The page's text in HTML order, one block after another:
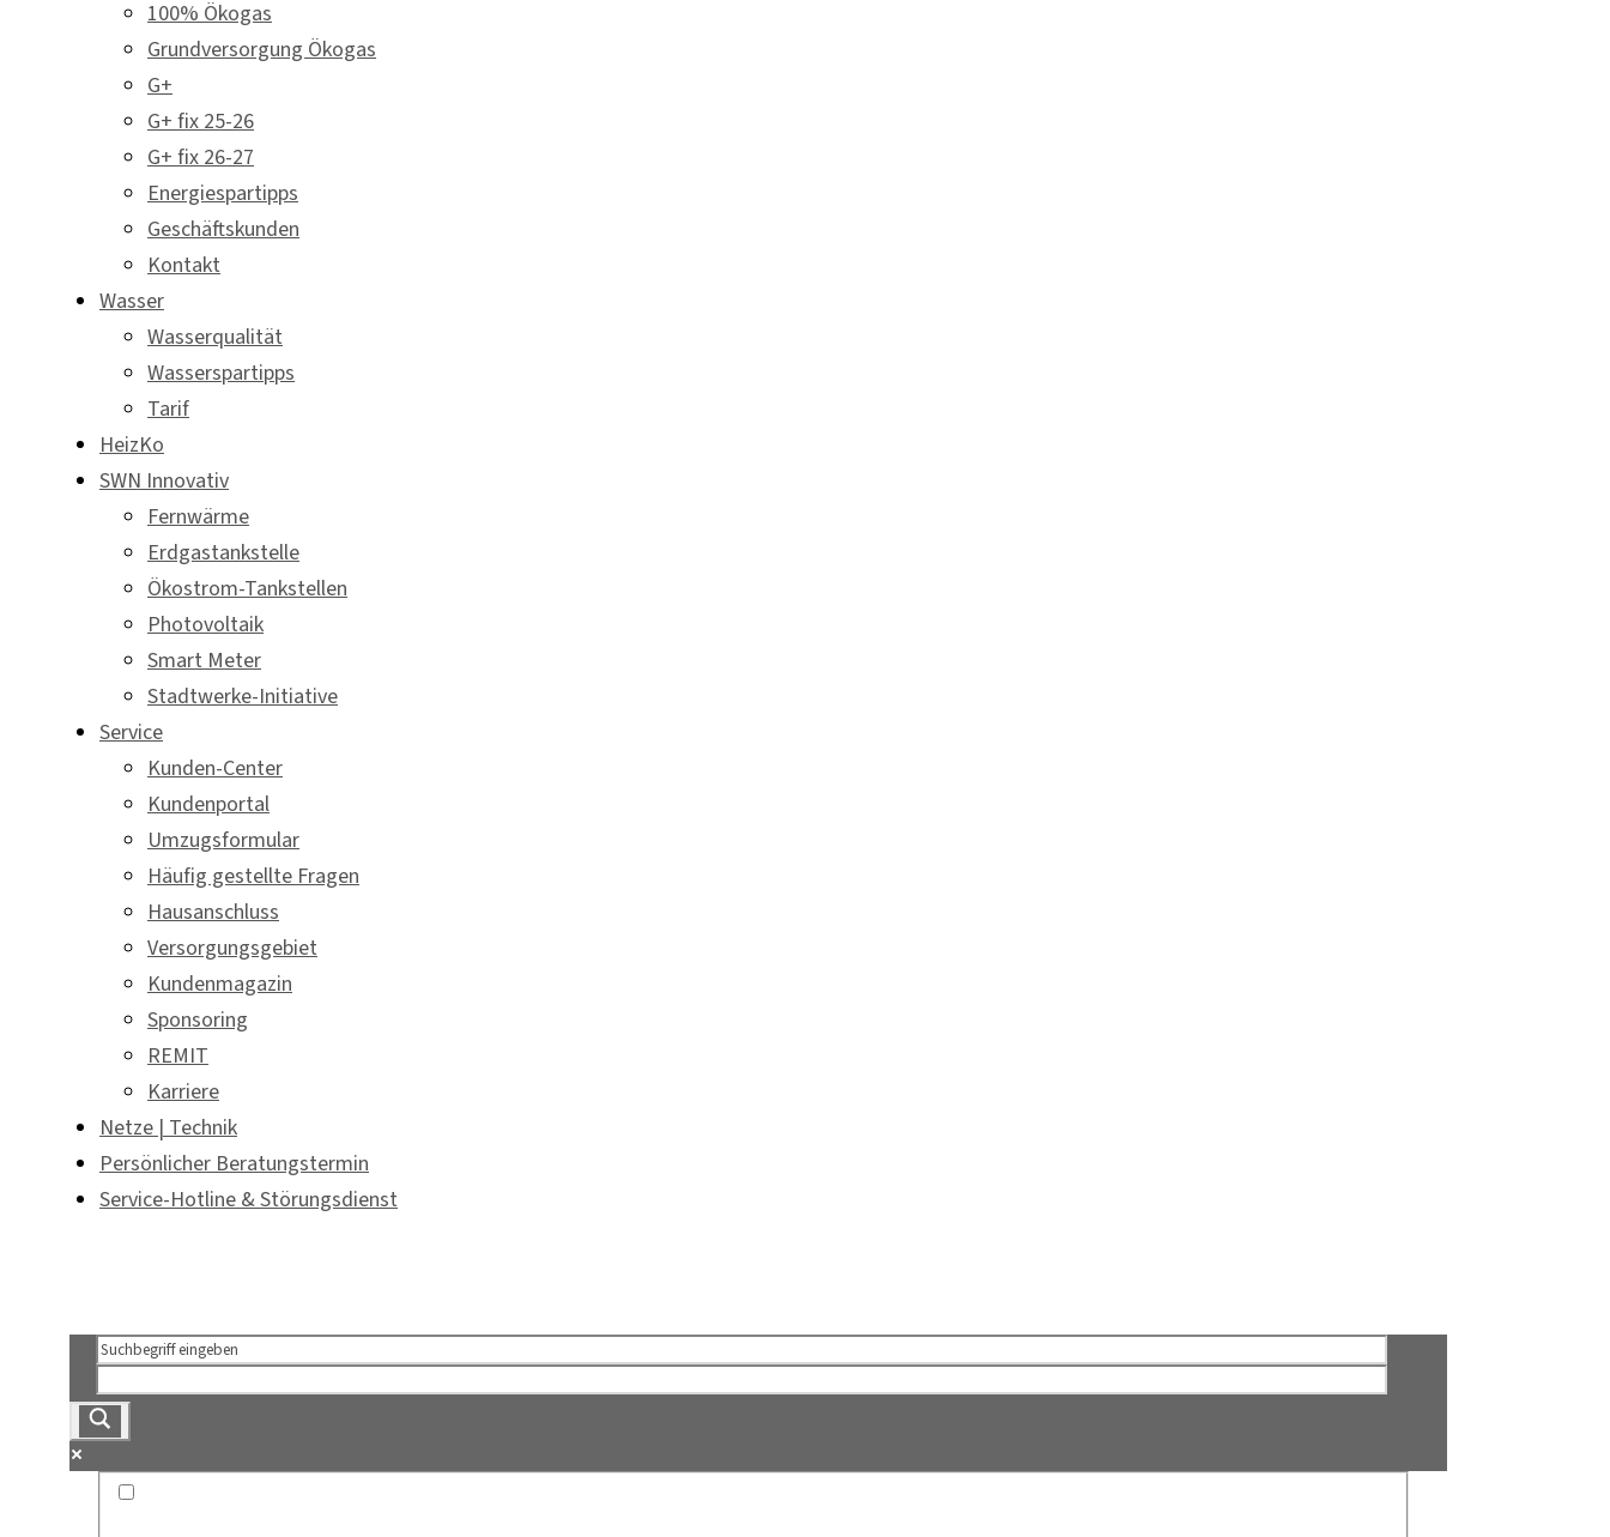
100% Ökogas
Grundversorgung Ökogas
G+
G+ fix 25-26
G+ fix 26-27
Energiespartipps
Geschäftskunden
Kontakt
Wasser
Wasserqualität
Wasserspartipps
Tarif
HeizKo
SWN Innovativ
Fernwärme
Erdgastankstelle
Ökostrom-Tankstellen
Photovoltaik
Smart Meter
Stadtwerke-Initiative
Service
Kunden-Center
Kundenportal
Umzugsformular
Häufig gestellte Fragen
Hausanschluss
Versorgungsgebiet
Kundenmagazin
Sponsoring
REMIT
Karriere
Netze | Technik
Persönlicher Beratungstermin
Service-Hotline & Störungsdienst